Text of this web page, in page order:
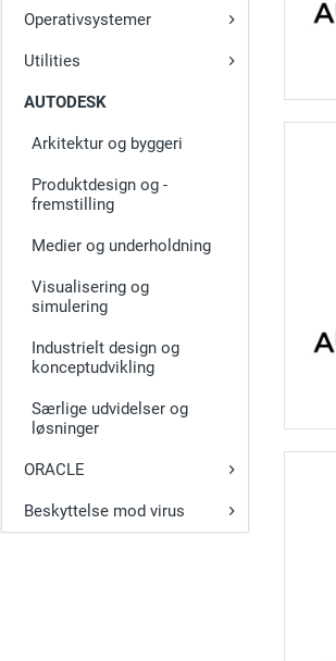
Operativsystemer
Utilities
AUTODESK
Arkitektur og byggeri
Produktdesign og -
fremstilling
Medier og underholdning
Visualisering og
simulering
Industrielt design og
konceptudvikling
Særlige udvidelser og
løsninger
ORACLE
Beskyttelse mod virus